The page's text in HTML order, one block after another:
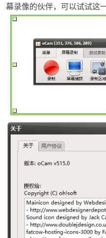
幕录像的伙伴，可以试试这一